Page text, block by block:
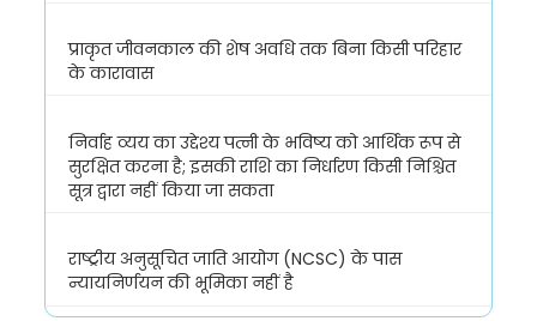
प्राकृत जीवनकाल की शेष अवधि तक बिना किसी परिहार
के कारावास
निर्वाह व्यय का उद्देश्य पत्नी के भविष्य को आर्थिक रूप से
सुरक्षित करना है; इसकी राशि का निर्धारण किसी निश्चित
सूत्र द्वारा नहीं किया जा सकता
राष्ट्रीय अनुसूचित जाति आयोग (NCSC) के पास
न्यायनिर्णयन की भूमिका नहीं है